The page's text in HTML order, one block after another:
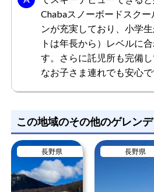
ンデがとても綺麗に見えて、今で
度も訪れていますが美しい山が見
クしています。おしゃれなスキー
トップバーが設置されていて、美
ドリンクやカクテルを楽しむこと
もっと見る
くるみさん男性/50代
総合評価
ロケーションは最高でコスパもよ
ってくれたので母親としては大満
Chabaスノーボードスク
ンが充実しており、小学
トは年長から）レベルに
す。さらに託児所も完備
なお子さま連れでも安心で
この地域のその他のゲレンデ
長野県 長野県